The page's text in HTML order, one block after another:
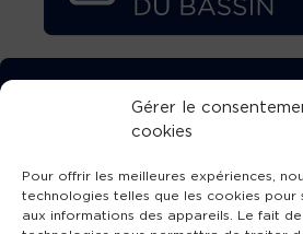
Gérer le
cookies
Pour offrir les meilleures expériences,
technologies telles que les cookies
aux informations des appareils. Le fait
TÉLÉCHARGEZ
L’APPLICATION